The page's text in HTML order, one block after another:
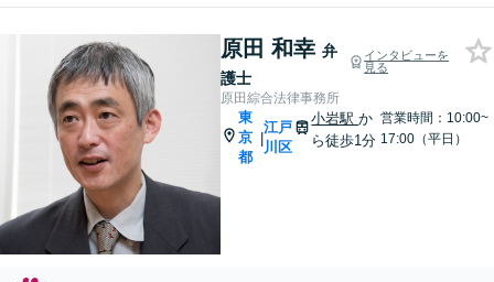
原田 和幸 弁
護士
インタビューを
見る
原田綜合法律事務所
東
京
都
|
江戸
川区
小岩駅か
ら徒歩1分
営業時間：10:00~
17:00（平日）